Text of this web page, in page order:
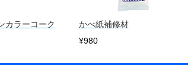
カラーコーク
かべ紙補修材
¥980